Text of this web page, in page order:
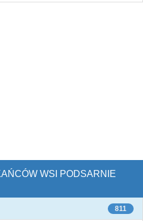
WSI PODSARNIE
811